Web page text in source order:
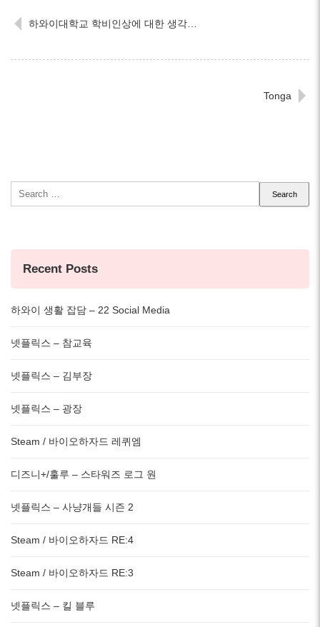
하와이대학교 학비인상에 대한 생각…
Tonga
Search
for:
Recent Posts
하와이 생활 잡담 – 22 Social Media
넷플릭스 – 참교육
넷플릭스 – 김부장
넷플릭스 – 광장
Steam / 바이오하자드 레퀴엠
디즈니+/훌루 – 스타워즈 로그 원
넷플릭스 – 사냥개들 시즌 2
Steam / 바이오하자드 RE:4
Steam / 바이오하자드 RE:3
넷플릭스 – 킬 블루